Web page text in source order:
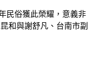
民俗獲此榮耀，意義非
和與謝舒凡、台南市副